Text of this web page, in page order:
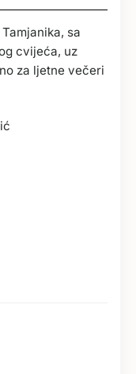
sa
cvijeća, uz
za ljetne večeri